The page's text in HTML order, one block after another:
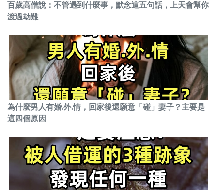
百歲高僧說：不管遇到什麼事，默念這五句話，上天會幫你
渡過劫難
為什麼男人有婚.外.情，回家後還願意「碰」妻子？主要是
這四個原因